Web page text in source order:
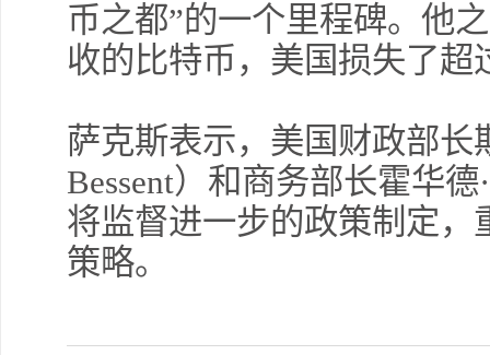
币之都”的一个里程碑。他
收的比特币，美国损失了超
萨克斯表示，美国财政部长
Bessent）和商务部长霍华
将监督进一步的政策制定
策略。